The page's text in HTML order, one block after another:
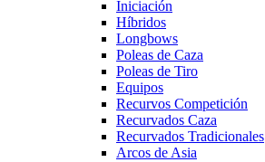
Iniciación
Híbridos
Longbows
Poleas de Caza
Poleas de Tiro
Equipos
Recurvos Competición
Recurvados Caza
Recurvados Tradicionales
Arcos de Asia